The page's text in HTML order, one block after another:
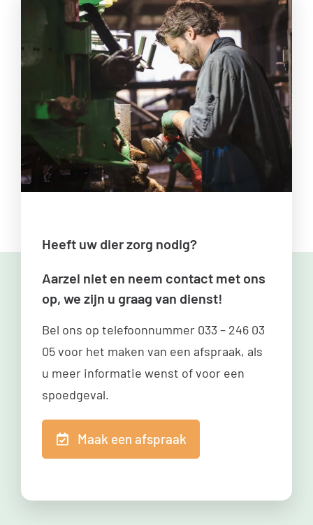
Heeft uw dier zorg nodig?
Aarzel niet en neem contact met ons
op, we zijn u graag van dienst!
Bel ons op telefoonnummer 033 – 246 03
05voor het maken van een afspraak, als
u meer informatie wenst of voor een
spoedgeval.
Maak een afspraak